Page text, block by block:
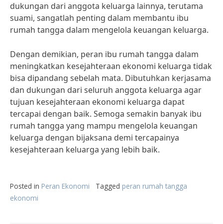
dukungan dari anggota keluarga lainnya, terutama
suami, sangatlah penting dalam membantu ibu
rumah tangga dalam mengelola keuangan keluarga.
Dengan demikian, peran ibu rumah tangga dalam
meningkatkan kesejahteraan ekonomi keluarga tidak
bisa dipandang sebelah mata. Dibutuhkan kerjasama
dan dukungan dari seluruh anggota keluarga agar
tujuan kesejahteraan ekonomi keluarga dapat
tercapai dengan baik. Semoga semakin banyak ibu
rumah tangga yang mampu mengelola keuangan
keluarga dengan bijaksana demi tercapainya
kesejahteraan keluarga yang lebih baik.
Posted in Peran Ekonomi Tagged peran rumah tangga
ekonomi